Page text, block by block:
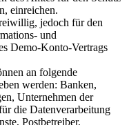
einreichen.
jedoch für den
und
Demo-Konto-Vertrags
an folgende
werden: Banken,
Unternehmen der
die Datenverarbeitung
Postbetreiber,